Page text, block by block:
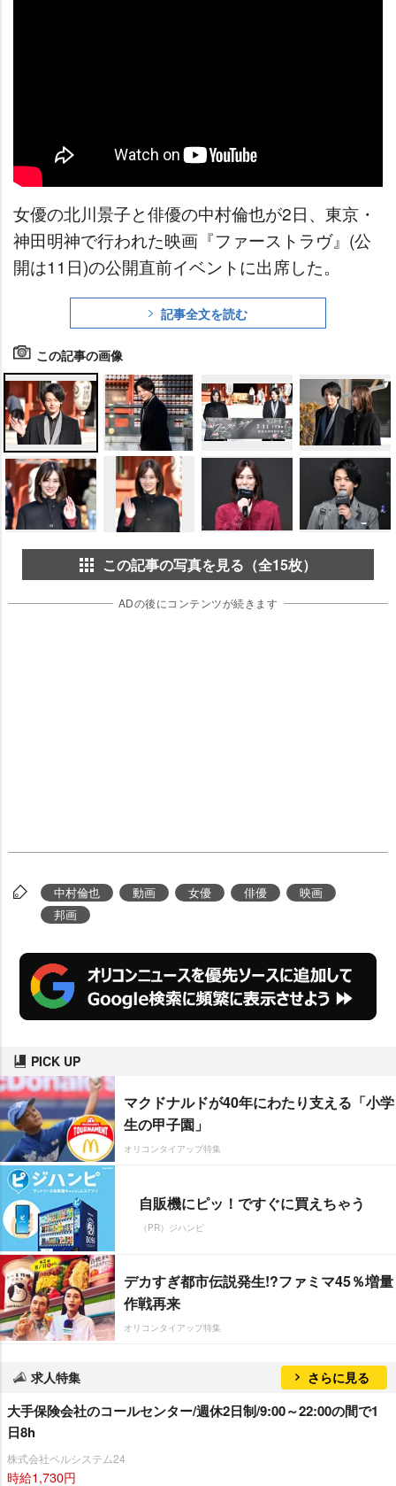
女優の北川景子と俳優の中村倫也が2日、東京・
神田明神で行われた映画『ファーストラヴ』(公
開は11日)の公開直前イベントに出席した。
記事全文を読む
この記事の画像
この記事の写真を見る（全15枚）
ADの後にコンテンツが続きます
中村倫也 動画 女優 俳優
映画
邦画
PICK UP
マクドナルドが40年にわたり支える「小学
生の甲子園」
オリコンタイアップ特集
自販機にピッ！ですぐに買えちゃう
（PR）ジハンピ
デカすぎ都市伝説発生!?ファミマ45％増量
作戦再来
オリコンタイアップ特集
求人特集 さらに見る
大手保険会社のコールセンター/週休2日制/9:00～22:00の間で1
日8h
株式会社ベルシステム24
時給1,730円